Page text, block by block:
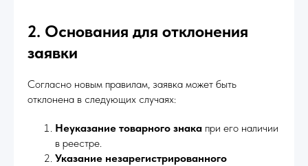
2. Основания для отклонения
заявки
Согласно новым правилам, заявка может быть
отклонена в следующих случаях:
Неуказание товарного знака при его наличии
в реестре.
Указание незарегистрированного